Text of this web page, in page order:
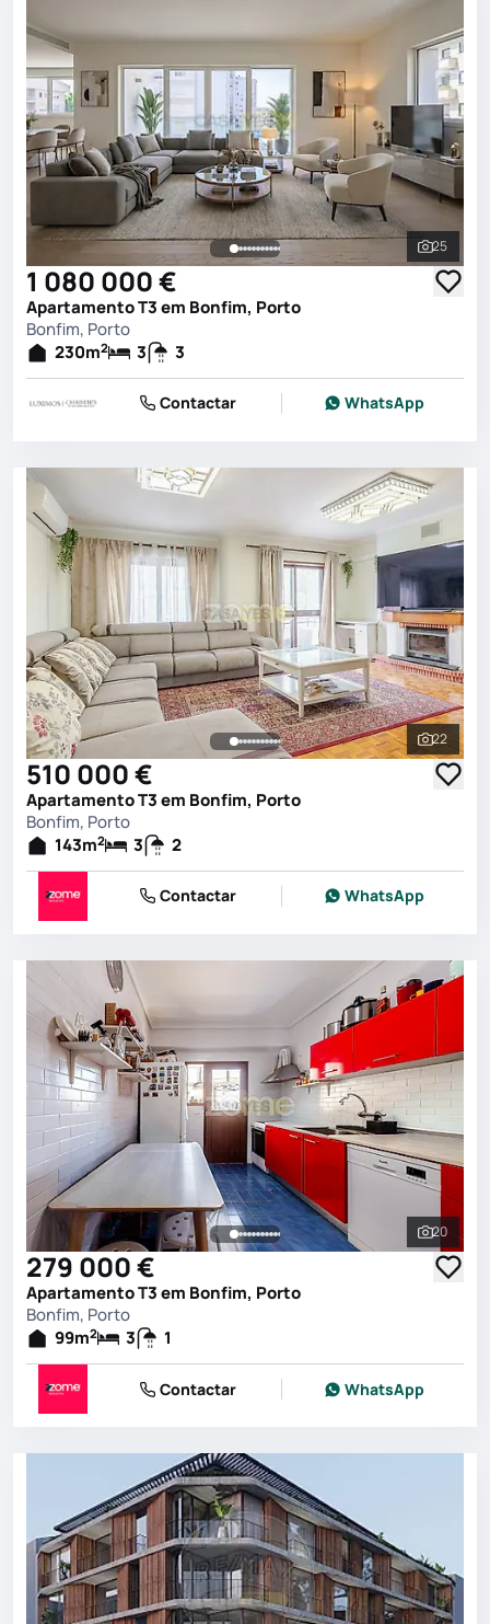
Ver
25
1 080 000 €
Apartamento T3 em Bonfim, Porto
Bonfim, Porto
230m2 3 3
Contactar WhatsApp
Ver
22
510 000 €
Apartamento T3 em Bonfim, Porto
Bonfim, Porto
143m2 3 2
Contactar WhatsApp
Ver
20
279 000 €
Apartamento T3 em Bonfim, Porto
Bonfim, Porto
99m2 3 1
Contactar WhatsApp